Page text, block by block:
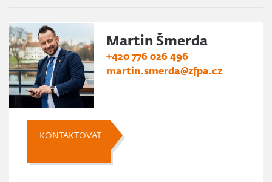
Martin Šmerda
+420 776 026 496
martin.smerda@zfpa.cz
KONTAKTOVAT